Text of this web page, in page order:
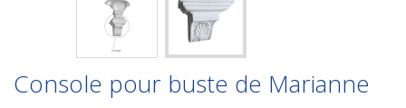
Console pour buste de Marianne